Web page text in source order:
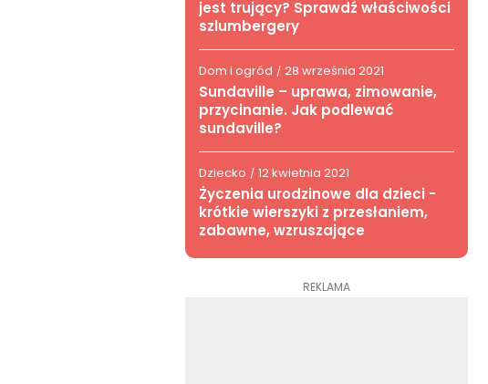
jest trujący? Sprawdź właściwości
szlumbergery
Dom i ogród / 28 września 2021
Sundaville – uprawa, zimowanie,
przycinanie. Jak podlewać
sundaville?
Dziecko / 12 kwietnia 2021
Życzenia urodzinowe dla dzieci -
krótkie wierszyki z przesłaniem,
zabawne, wzruszające
REKLAMA